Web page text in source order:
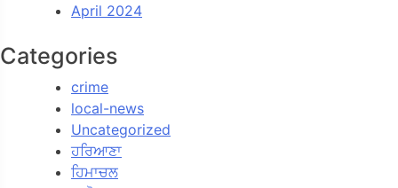
April 2024
Categories
crime
local-news
Uncategorized
ਹਰਿਆਣਾ
ਹਿਮਾਚਲ